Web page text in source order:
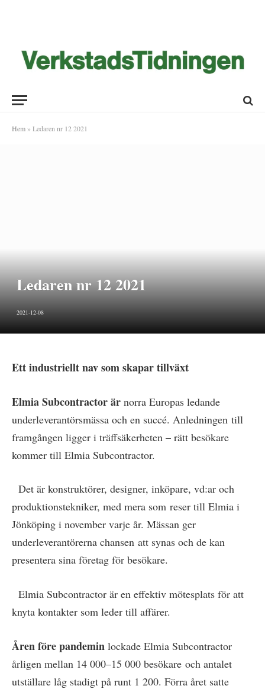
Hem » Ledaren nr 12 2021
Ledaren nr 12 2021
2021-12-08
Ett industriellt nav som skapar tillväxt
Elmia Subcontractor är norra Europas ledande
underleverantörsmässa och en succé. Anledningen till
framgången ligger i träffsäkerheten – rätt besökare
kommer till Elmia Subcontractor.
Det är konstruktörer, designer, inköpare, vd:ar och
produktionstekniker, med mera som reser till Elmia i
Jönköping i november varje år. Mässan ger
underleverantörerna chansen att synas och de kan
presentera sina företag för besökare.
Elmia Subcontractor är en effektiv mötesplats för att
knyta kontakter som leder till affärer.
Åren före pandemin lockade Elmia Subcontractor
årligen mellan 14 000–15 000 besökare och antalet
utställare låg stadigt på runt 1 200. Förra året satte